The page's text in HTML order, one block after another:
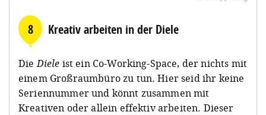
8 Kreativ arbeiten in der Diele
DieDiele ist ein Co-Working-Space, der nichts mit
einem Großraumbüro zu tun. Hier seid ihr keine
Seriennummer und könnt zusammen mit
Kreativen oder allein effektiv arbeiten. Dieser